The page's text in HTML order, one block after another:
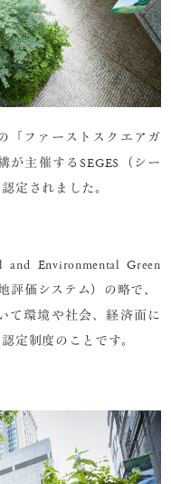
「ファーストスクエアガ
主催するSEGES（シー
定されました。
Environmental Green
評価システム）の略で、
て環境や社会、経済面に
定制度のことです。